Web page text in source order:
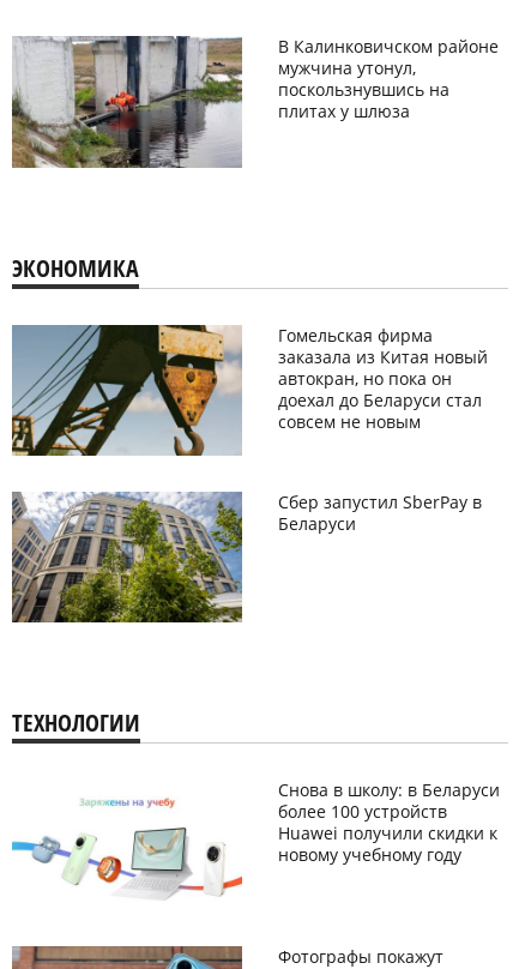
В Калинковичском районе
мужчина утонул,
поскользнувшись на
плитах у шлюза
ЭКОНОМИКА
Гомельская фирма
заказала из Китая новый
автокран, но пока он
доехал до Беларуси стал
совсем не новым
Сбер запустил SberPay в
Беларуси
ТЕХНОЛОГИИ
Снова в школу: в Беларуси
более 100 устройств
Huawei получили скидки к
новому учебному году
Фотографы покажут